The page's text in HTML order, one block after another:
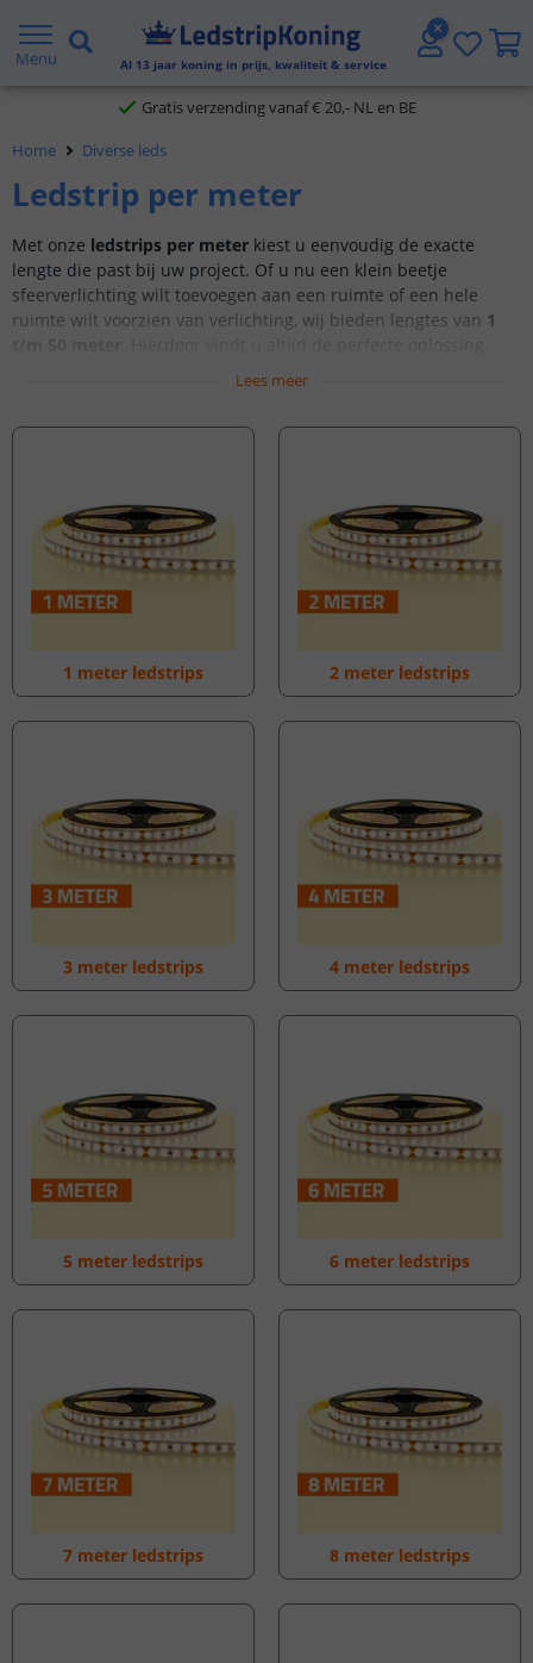
Menu Al 13 jaar koning in prijs, kwaliteit & service
Gratis verzending vanaf € 20,- NL en BE
Voor 23:45 uur besteld,
Home Diverse leds
Ledstrip per meter
Met onze ledstrips per meter kiest u eenvoudig de exacte
lengte die past bij uw project. Of u nu een klein beetje
sfeerverlichting wilt toevoegen aan een ruimte of een hele
ruimte wilt voorzien van verlichting, wij bieden lengtes van 1
voor zowel kleine als grote verlichtingsbehoeften.
Lees meer
1 meter ledstrips 2 meter ledstrips
3 meter ledstrips 4 meter ledstrips
5 meter ledstrips 6 meter ledstrips
7 meter ledstrips 8 meter ledstrips